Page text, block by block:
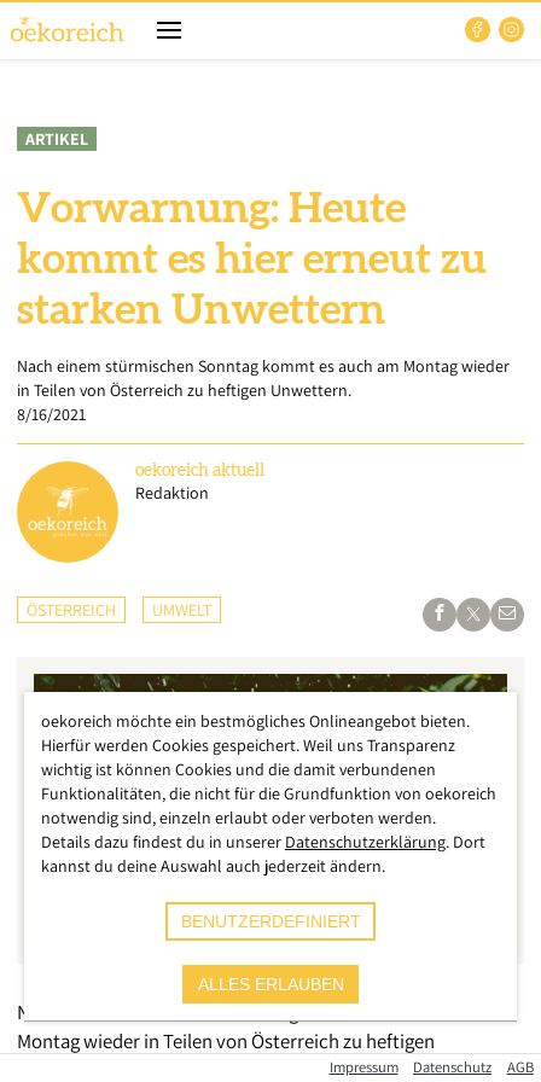
ARTIKEL
Vorwarnung: Heute
kommt es hier erneut zu
starken Unwettern
Nach einem stürmischen Sonntag kommt es auch am Montag wieder
in Teilen von Österreich zu heftigen Unwettern.
8/16/2021
oekoreich aktuell
Redaktion
ÖSTERREICH UMWELT
Nach einem stürmischen Sonntag kommt es auch am
Montag wieder in Teilen von Österreich zu heftigen
. Diesmal sind besonders der Süden und Südosten
Impressum Datenschutz AGB
oekoreich möchte ein bestmögliches Onlineangebot bieten.
Hierfür werden Cookies gespeichert. Weil uns Transparenz
wichtig ist können Cookies und die damit verbundenen
Funktionalitäten, die nicht für die Grundfunktion von oekoreich
notwendig sind, einzeln erlaubt oder verboten werden.
Details dazu findest du in unserer Datenschutzerklärung. Dort
kannst du deine Auswahl auch jederzeit ändern.
BENUTZERDEFINIERT
ALLES ERLAUBEN